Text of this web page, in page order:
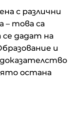
с различни
– това са
дадат на
и
остана